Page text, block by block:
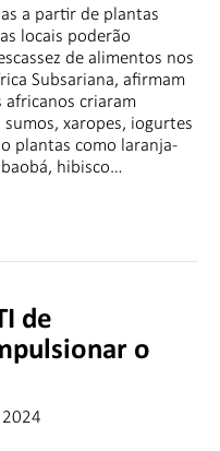
a partir de plantas
locais poderão
de alimentos nos
Subsariana, afirmam
africanos criaram
xaropes, iogurtes
plantas como laranja-
hibisco…
de
o